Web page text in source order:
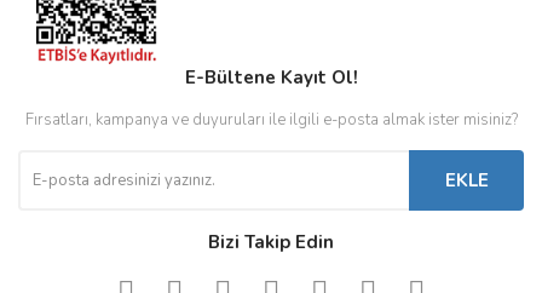
E-Bültene Kayıt Ol!
Fırsatları, kampanya ve duyuruları ile ilgili e-posta almak ister misiniz?
EKLE
Bizi Takip Edin